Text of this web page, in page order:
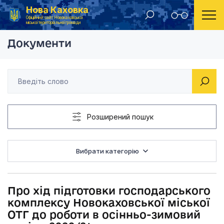
Нова Каховка
Офіційний сайт Новокаховської
міської територіальної громади
Головна Рішення виконавчого комітету Новокаховської міської ради 2020 року Про хід підготовки
Документи
Розширений пошук
Вибрати категорію
Про хід підготовки господарського
комплексу Новокаховської міської
ОТГ до роботи в осінньо-зимовий